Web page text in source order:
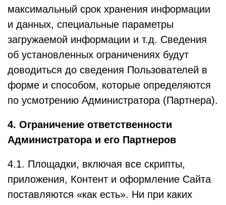
максимальный срок хранения информации
и данных, специальные параметры
загружаемой информации и т.д. Сведения
об установленных ограничениях будут
доводиться до сведения Пользователей в
форме и способом, которые определяются
по усмотрению Администратора (Партнера).
4. Ограничение ответственности
Администратора и его Партнеров
4.1. Площадки, включая все скрипты,
приложения, Контент и оформление Сайта
поставляются «как есть». Ни при каких